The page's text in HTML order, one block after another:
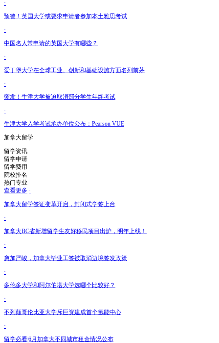
·
预警！英国大学或要求申请者参加本土雅思考试
·
中国名人常申请的英国大学有哪些？
·
爱丁堡大学在全球工业、创新和基础设施方面名列前茅
·
突发！牛津大学被迫取消部分学生年终考试
·
牛津大学入学考试承办单位公布：Pearson VUE
加拿大留学
留学资讯
留学申请
留学费用
院校排名
热门专业
查看更多 ·
加拿大留学签证变革开启，封闭式学签上台
·
加拿大BC省新增留学生友好移民项目出炉，明年上线！
·
愈加严峻，加拿大毕业工签被取消边境签发政策
·
多伦多大学和阿尔伯塔大学选哪个比较好？
·
不列颠哥伦比亚大学斥巨资建成首个氢能中心
·
留学必看|6月加拿大不同城市租金情况公布